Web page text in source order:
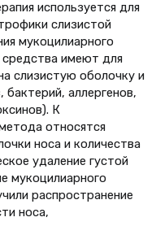
используется для
слизистой
мукоцилиарного
средства имеют для
слизистую оболочку и
аллергенов,
К
относятся
носа и количества
удаление густой
мукоцилиарного
распространение
носа,